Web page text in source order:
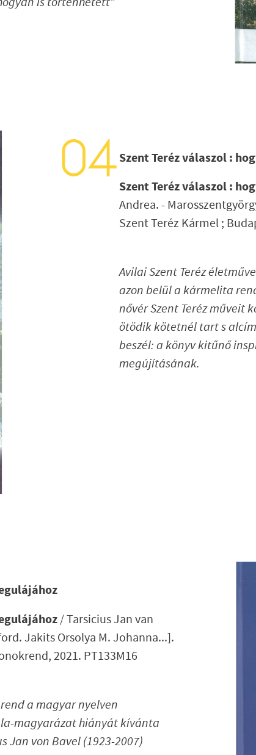
Szent Teréz válaszol :
Szent Teréz válaszol :
Andrea. -
Szent Teréz Kármel ;
Avilai Szent Teréz
azon belül a kármelita
nővérSzent Teréz műveit
ötödik kötetnél tart s
beszél: a könyv kitűnő
megújításának.
/ Tarsicius Jan van
Jakits Orsolya M. Johanna...].
2021. PT133M16
a magyar nyelven
magyarázat hiányát kívánta
Jan von Bavel (1923-2007)